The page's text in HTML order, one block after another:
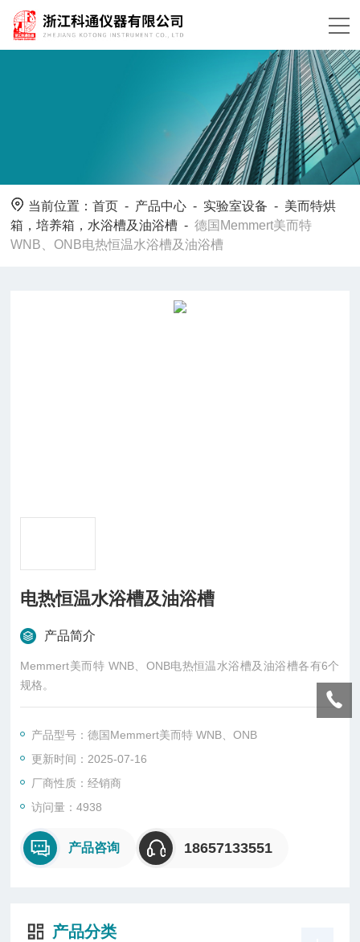
当前位置：首页 - 产品中心 - 实验室设备 - 美而特烘
箱，培养箱，水浴槽及油浴槽 -德国Memmert美而特
WNB、ONB电热恒温水浴槽及油浴槽
电热恒温水浴槽及油浴槽
产品简介
Memmert美而特 WNB、ONB电热恒温水浴槽及油浴槽各有6个
规格。
产品型号：德国Memmert美而特 WNB、ONB
更新时间：2025-07-16
厂商性质：经销商
访问量：4938
产品咨询 18657133551
产品分类